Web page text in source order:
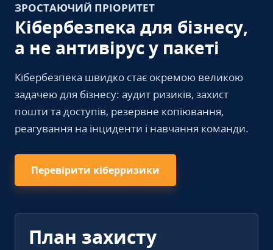
ЗРОСТАЮЧИЙ ПРІОРИТЕТ
Кібербезпека для бізнесу,
а не антивірус у пакеті
Кібербезпека швидко стає окремою великою
задачею для бізнесу: аудит ризиків, захист
пошти та доступів, резервне копіювання,
реагування на інциденти і навчання команди.
Перевірити кіберризики
План захисту